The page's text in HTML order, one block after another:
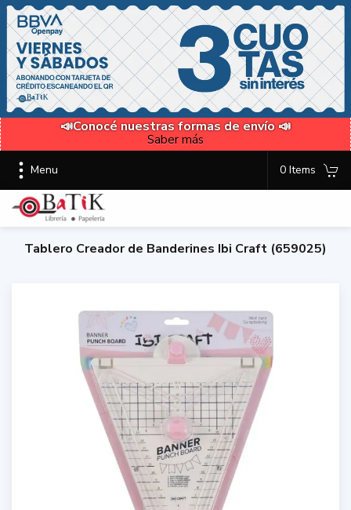
📣Conocé nuestras formas de envío 📣
Saber más
Menu 0 Items
Tablero Creador de Banderines Ibi Craft (659025)